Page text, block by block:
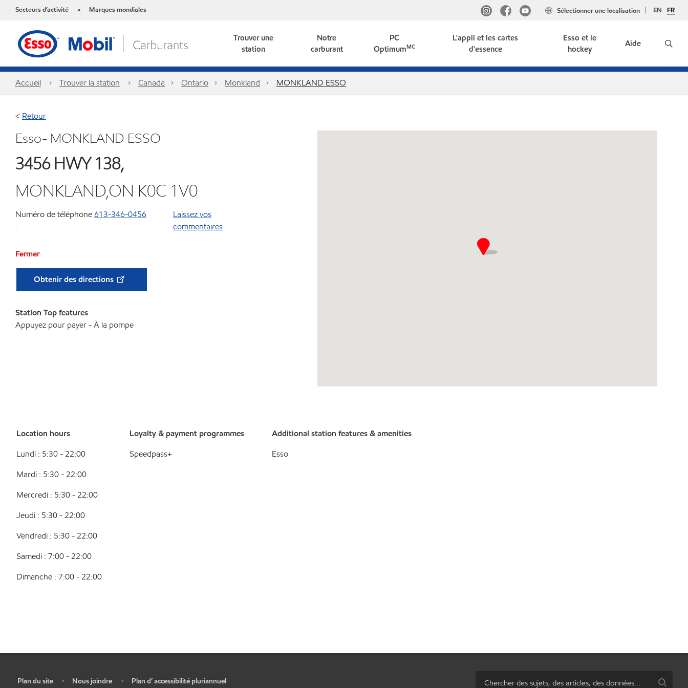
Secteurs d’activité • Marques mondiales EN FR
Sélectionner une localisation
Trouver une
station
Notre
carburant
PC
OptimumMC
L'appli et les cartes
d'essence
Esso et le
hockey
Aide
Accueil Trouver la station Canada Ontario Monkland MONKLAND ESSO
< Retour
Esso- MONKLAND ESSO
3456 HWY 138,
MONKLAND,ON K0C 1V0
Numéro de téléphone
:
613-346-0456
Laissez vos
commentaires
Fermer
Obtenir des directions
Station Top features
Appuyez pour payer - À la pompe
Location hours
Lundi : 5:30 - 22:00
Mardi : 5:30 - 22:00
Mercredi : 5:30 - 22:00
Jeudi : 5:30 - 22:00
Vendredi : 5:30 - 22:00
Samedi : 7:00 - 22:00
Dimanche : 7:00 - 22:00
Loyalty & payment programmes
Speedpass+
Additional station features & amenities
Esso
Plan du site • Nous joindre • Plan d’ accessibilité pluriannuel